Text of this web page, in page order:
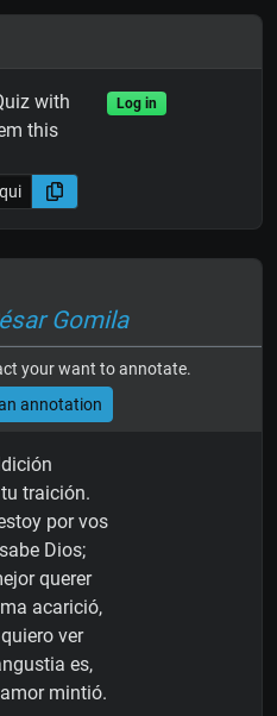
with
this
Log in
Gomila
your want to annotate.
annotation
traición.
por vos
Dios;
querer
acarició,
ver
es,
mintió.